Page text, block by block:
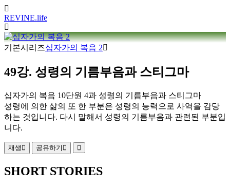
REVINE.life
기본시리즈십자가의 복음 2
49강. 성령의 기름부음과 스티그마
십자가의 복음 10단원 4과 성령의 기름부음과 스티그마
성령에 의한 삶의 또 한 부분은 성령의 능력으로 사역을 감당
하는 것입니다. 다시 말해서 성령의 기름부음과 관련된 부분입
니다.
재생 공유하기
SHORT STORIES